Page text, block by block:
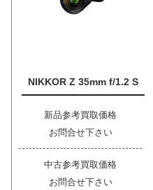
NIKKOR Z 35mm f/1.2 S
新品参考買取価格
お問合せ下さい
中古参考買取価格
お問合せ下さい